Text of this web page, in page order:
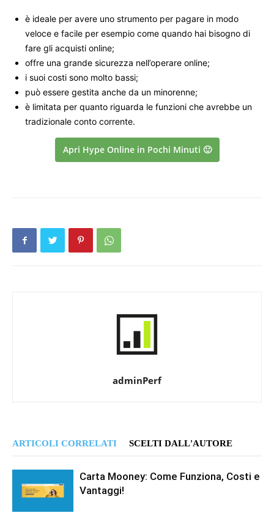
è ideale per avere uno strumento per pagare in modo
veloce e facile per esempio come quando hai bisogno di
fare gli acquisti online;
offre una grande sicurezza nell’operare online;
i suoi costi sono molto bassi;
può essere gestita anche da un minorenne;
è limitata per quanto riguarda le funzioni che avrebbe un
tradizionale conto corrente.
Apri Hype Online in Pochi Minuti 🙂
adminPerf
ARTICOLI CORRELATI SCELTI DALL'AUTORE
Carta Mooney: Come Funziona, Costi e
Vantaggi!